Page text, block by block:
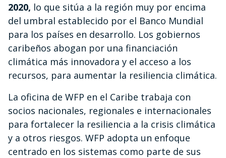
2020, lo que sitúa a la región muy por encima
del umbral establecido por el Banco Mundial
para los países en desarrollo. Los gobiernos
caribeños abogan por una financiación
climática más innovadora y el acceso a los
recursos, para aumentar la resiliencia climática.
La oficina de WFP en el Caribe trabaja con
socios nacionales, regionales e internacionales
para fortalecer la resiliencia a la crisis climática
y a otros riesgos. WFP adopta un enfoque
centrado en los sistemas como parte de sus